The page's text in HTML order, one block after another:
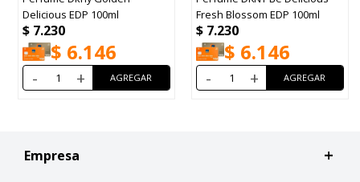
Delicious EDP 100ml
$ 7.230
$ 6.146
- +
Fresh Blossom EDP 100ml
$ 7.230
$ 6.146
- +
Empresa